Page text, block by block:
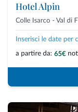
Hotel Alpin
Colle Isarco - Val di
Inserisci le date per
a partire da: 65€